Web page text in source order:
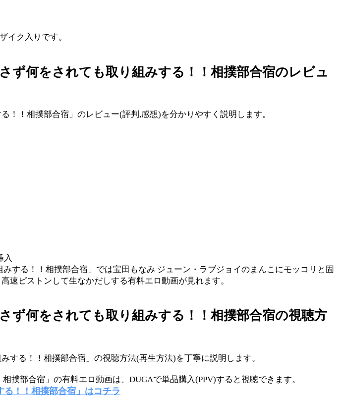
イク入りです。
ず何をされても取り組みする！！相撲部合宿のレビュ
！相撲部合宿」のレビュー(評判,感想)を分かりやすく説明します。
入
する！！相撲部合宿」では宝田もなみ ジューン・ラブジョイのまんこにモッコリと固
速ピストンして生なかだしする有料エロ動画が見れます。
ず何をされても取り組みする！！相撲部合宿の視聴方
する！！相撲部合宿」の視聴方法(再生方法)を丁寧に説明します。
撲部合宿」の有料エロ動画は、DUGAで単品購入(PPV)すると視聴できます。
！！相撲部合宿」はコチラ